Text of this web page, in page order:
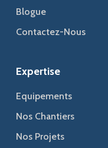
Blogue
Contactez-Nous
Expertise
Equipements
Nos Chantiers
Nos Projets